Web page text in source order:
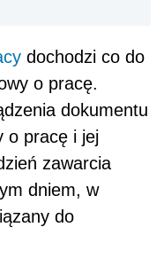
dochodzi co do
o pracę.
dokumentu
o pracę i jej
zawarcia
dniem, w
do